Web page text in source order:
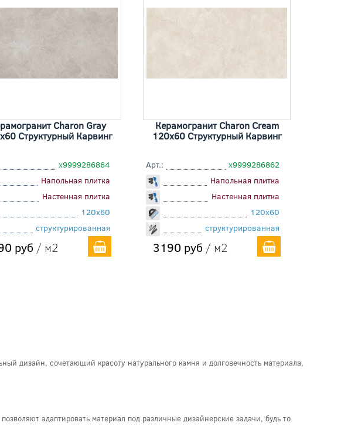
Charon Gray
Cтруктурный Карвинг
х9999286864
Напольная плитка
Настенная плитка
120x60
структурированная
руб / м2
Керамогранит Charon Cream
120x60 Cтруктурный Карвинг
Арт.:
х9999286862
Напольная плитка
Настенная плитка
120x60
структурированная
3190 руб / м2
дизайн, сочетающий красоту натурального камня и долговечность материала,
адаптировать материал под различные дизайнерские задачи, будь то